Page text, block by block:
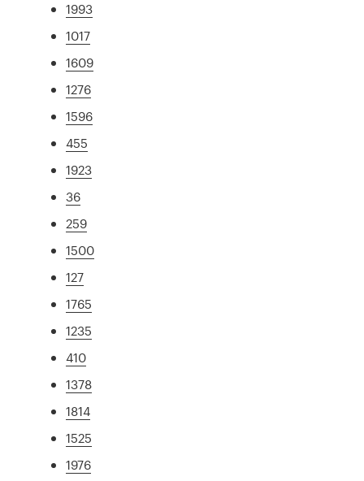
1993
1017
1609
1276
1596
455
1923
36
259
1500
127
1765
1235
410
1378
1814
1525
1976